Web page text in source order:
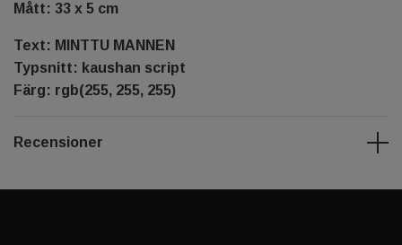
Mått: 33 x 5 cm
Text: MINTTU MANNEN
Typsnitt: kaushan script
Färg: rgb(255, 255, 255)
Recensioner